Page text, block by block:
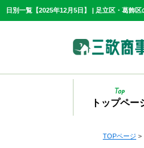
トップペー
TOPページ >